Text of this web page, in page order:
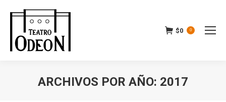
$0 0
ARCHIVOS POR AÑO: 2017